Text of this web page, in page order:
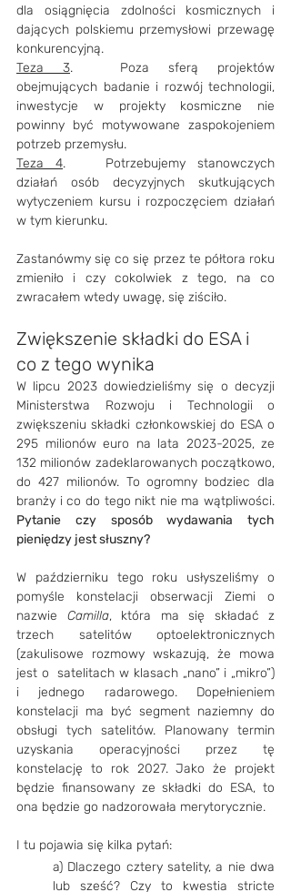
dla osiągnięcia zdolności kosmicznych i
dających polskiemu przemysłowi przewagę
konkurencyjną.
Teza 3.	Poza sferą projektów
obejmujących badanie i rozwój technologii,
inwestycje w projekty kosmiczne nie
powinny być motywowane zaspokojeniem
potrzeb przemysłu.
Teza 4.	Potrzebujemy stanowczych
działań osób decyzyjnych skutkujących
wytyczeniem kursu i rozpoczęciem działań
w tym kierunku.
Zastanówmy się co się przez te półtora roku
zmieniło i czy cokolwiek z tego, na co
zwracałem wtedy uwagę, się ziściło.
Zwiększenie składki do ESA i
co z tego wynika
W lipcu 2023 dowiedzieliśmy się o decyzji
Ministerstwa Rozwoju i Technologii o
zwiększeniu składki członkowskiej do ESA o
295 milionów euro na lata 2023-2025, ze
132 milionów zadeklarowanych początkowo,
do 427 milionów. To ogromny bodziec dla
Pytanie czy sposób wydawania tych
pieniędzy jest słuszny?
W październiku tego roku usłyszeliśmy o
pomyśle konstelacji obserwacji Ziemi o
nazwie Camilla, która ma się składać z
trzech satelitów optoelektronicznych
(zakulisowe rozmowy wskazują, że mowa
jest o  satelitach w klasach „nano” i „mikro”)
i jednego radarowego. Dopełnieniem
konstelacji ma być segment naziemny do
obsługi tych satelitów. Planowany termin
uzyskania operacyjności przez tę
konstelację to rok 2027. Jako że projekt
będzie finansowany ze składki do ESA, to
ona będzie go nadzorowała merytorycznie.
I tu pojawia się kilka pytań:
a) Dlaczego cztery satelity, a nie dwa
lub sześć? Czy to kwestia stricte